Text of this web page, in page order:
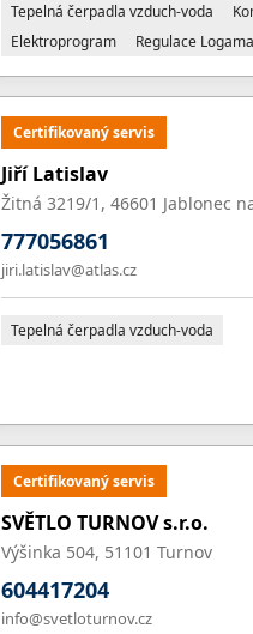
Tepelná čerpadla vzduch-voda
Elektroprogram
Regulace
Certifikovaný servis
Jiří Latislav
Žitná 3219/1, 46601 Jablonec
777056861
jiri.latislav@atlas.cz
Tepelná čerpadla vzduch-voda
Certifikovaný servis
SVĚTLO TURNOV s.r.o.
Výšinka 504, 51101 Turnov
604417204
info@svetloturnov.cz